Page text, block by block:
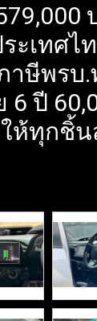
ะเทศไ
ษีพรบ
ปี
ห้ทุกชิ้